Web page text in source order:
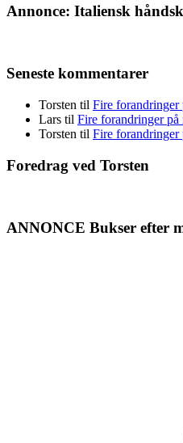
Annonce: Italiensk
Seneste kommentarer
Torsten til Fire forandringer
Lars til Fire forandringer
Torsten til Fire forandringer
Foredrag ved Torsten
ANNONCE Bukser efter